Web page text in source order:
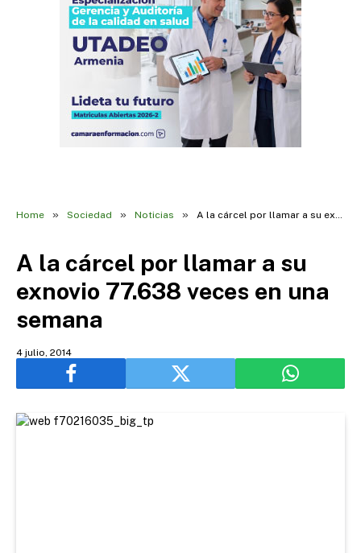
Home » Sociedad » Noticias » A la cárcel por llamar a su exnovio 77.638 veces en una semana
A la cárcel por llamar a su
exnovio 77.638 veces en una
semana
4 julio, 2014